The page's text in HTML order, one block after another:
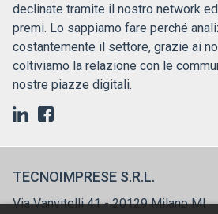
declinate tramite il nostro network
premi. Lo sappiamo fare perché
costantemente il settore, grazie ai
coltiviamo la relazione con le
nostre piazze digitali.
TECNOIMPRESE S.R.L.
Via Vanvitelli 41 - 20129 Milano MI